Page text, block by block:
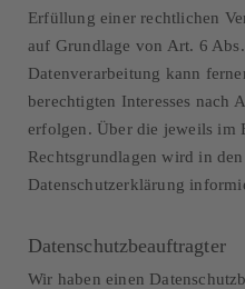
Erfüllung einer rechtlichen
auf Grundlage von Art. 6
Datenverarbeitung kann
berechtigten Interesses nach
erfolgen. Über die jeweils im
Rechtsgrundlagen wird in
Datenschutzerklärung
Datenschutzbeauftragter
Wir haben einen